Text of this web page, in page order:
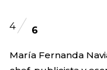
4 6
María Fernanda